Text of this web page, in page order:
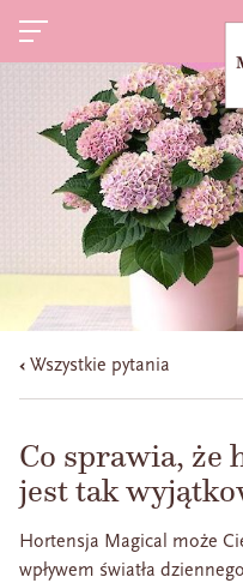
Wszystkie pytania
Co sprawia, że
jest tak
Hortensja Magical może
wpływem światła